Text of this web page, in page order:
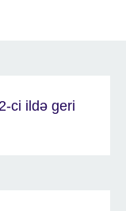
ci ildə geri